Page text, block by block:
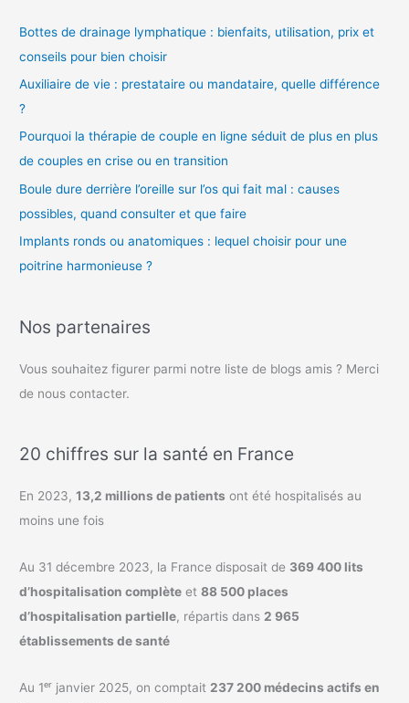
Bottes de drainage lymphatique : bienfaits, utilisation, prix et
conseils pour bien choisir
Auxiliaire de vie : prestataire ou mandataire, quelle différence
?
Pourquoi la thérapie de couple en ligne séduit de plus en plus
de couples en crise ou en transition
Boule dure derrière l’oreille sur l’os qui fait mal : causes
possibles, quand consulter et que faire
Implants ronds ou anatomiques : lequel choisir pour une
poitrine harmonieuse ?
Nos partenaires
Vous souhaitez figurer parmi notre liste de blogs amis ? Merci
de nous contacter.
20 chiffres sur la santé en France
En 2023,13,2 millions de patients ont été hospitalisés au
moins une fois
Au 31 décembre 2023, la France disposait de 369 400 lits
d’hospitalisation complète et88 500 places
d’hospitalisation partielle, répartis dans 2 965
établissements de santé
Au 1ᵉʳ janvier 2025, on comptait 237 200 médecins actifs en